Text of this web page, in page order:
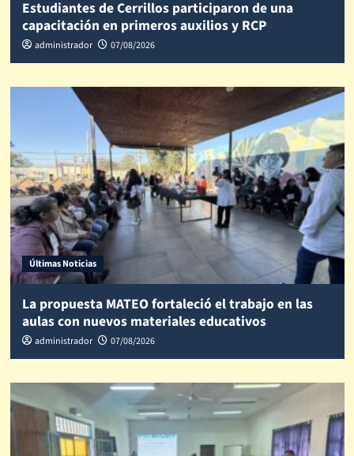
Estudiantes de Cerrillos participaron de una
capacitación en primeros auxilios y RCP
administrador 07/08/2026
Últimas Noticias
La propuesta MATEO fortaleció el trabajo en las
aulas con nuevos materiales educativos
administrador 07/08/2026